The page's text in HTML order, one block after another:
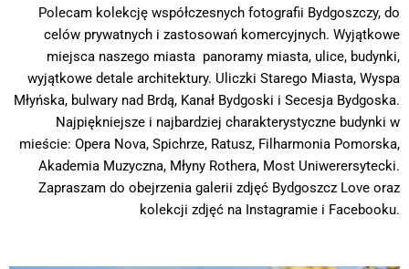
Polecam kolekcję współczesnych fotografii Bydgoszczy, do
celów prywatnych i zastosowań komercyjnych. Wyjątkowe
miejsca naszego miasta panoramy miasta, ulice, budynki,
wyjątkowe detale architektury. Uliczki Starego Miasta, Wyspa
Młyńska, bulwary nad Brdą, Kanał Bydgoski i Secesja Bydgoska.
Najpiękniejsze i najbardziej charakterystyczne budynki w
mieście: Opera Nova, Spichrze, Ratusz, Filharmonia Pomorska,
Akademia Muzyczna, Młyny Rothera, Most Uniwerersytecki.
Zapraszam do obejrzenia galerii zdjęć Bydgoszcz Love oraz
kolekcji zdjęć na Instagramie i Facebooku.